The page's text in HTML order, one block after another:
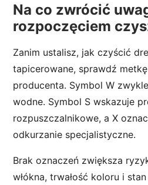
Na co zwrócić
rozpoczęciem
Zanim ustalisz, jak czyścić
tapicerowane, sprawdź
producenta. Symbol W
wodne. Symbol S wskazuje
rozpuszczalnikowe, a X
odkurzanie specjalistyczne.
Brak oznaczeń zwiększa
włókna, trwałość koloru i